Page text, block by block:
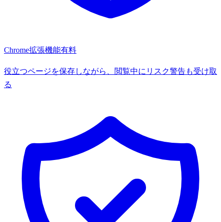
Chrome拡張機能有料
役立つページを保存しながら、閲覧中にリスク警告も受け取
る